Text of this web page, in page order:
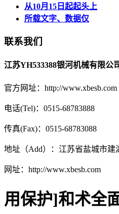
从10月15日起起头上
所载文字、数据仅
联系我们
江苏YH533388银河机械有限公
官方网址：http://www.xbesb.com
电话(Tel)：0515-68783888
传真(Fax)：0515-68783088
地址（Add）：江苏省盐城市建
网址：http://www.xbesb.com
用保护]和术全